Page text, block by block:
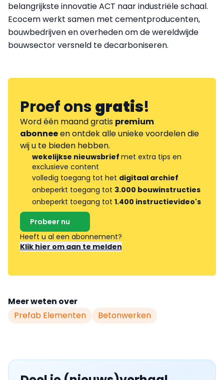
belangrijkste innovatie ACT naar industriële schaal.
Ecocem werkt samen met cementproducenten,
bouwbedrijven en overheden om de wereldwijde
bouwsector versneld te decarboniseren.
Proef onsgratis!
Word één maand gratis premium
abonneeen ontdek alle unieke voordelen die
wij u te bieden hebben.
wekelijkse nieuwsbrief met extra tips en
exclusieve content
volledig toegang tot het digitaal archief
onbeperkt toegang tot 3.000 bouwinstructies
onbeperkt toegang tot 1.400 instructievideo's
Probeer nu
Heeft u al een abonnement?
Klik hier om aan te melden
Meer weten over
Prefab Elementen
Betonwerken